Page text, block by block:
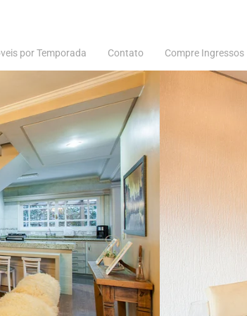
por Temporada Contato Compre Ingressos